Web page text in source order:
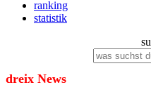
ranking
statistik
dreix News